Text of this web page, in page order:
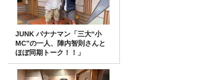
JUNK バナナマン「三大“小
MC”の一人、陣内智則さんと
ほぼ同期トーク！！」